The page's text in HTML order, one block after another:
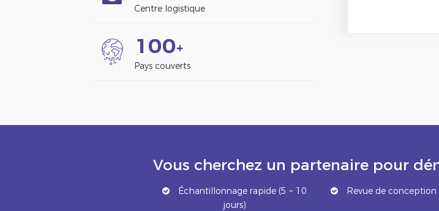
Centre logistique
1 00+
Pays couverts
Vous cherchez un partenaire pour
Échantillonnage rapide (5 ~ 10
jours)
Revue de